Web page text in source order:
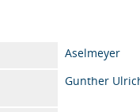
Aselmeyer
Gunther